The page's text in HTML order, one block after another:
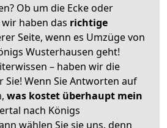
Ob um die Ecke oder
haben das richtige
Seite, wenn es Umzüge von
Wusterhausen geht!
– haben wir die
Wenn Sie Antworten auf
was kostet überhaupt mein
nach Königs
wählen Sie sie uns, denn